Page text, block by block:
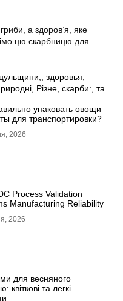
а здоров’я, яке
цю скарбницю для
здоровья
Різне скарби: та
упаковать овощи
для транспортировки?
2026
Process Validation
Manufacturing Reliability
2026
для весняного
квіткові та легкі